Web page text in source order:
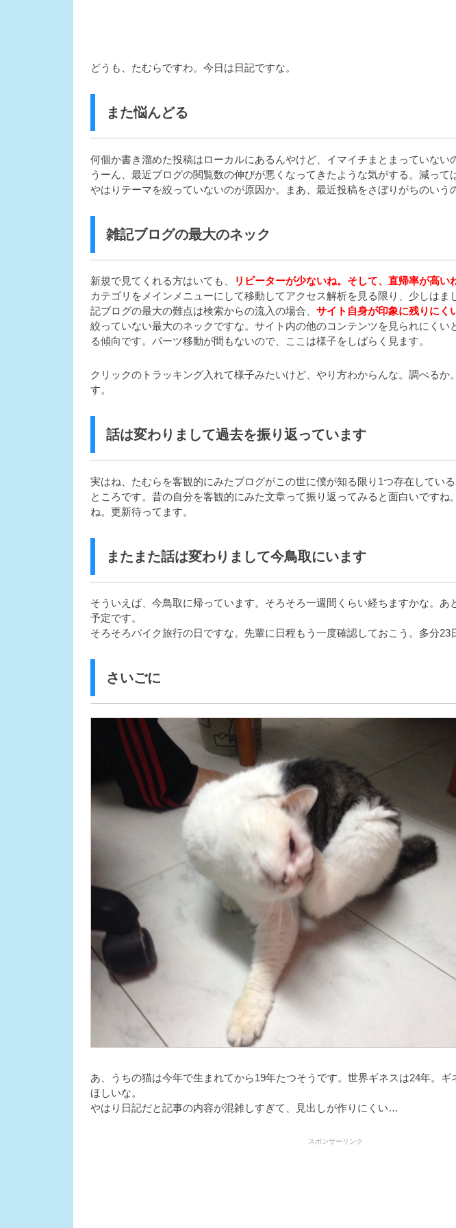
どうも、たむらですわ。今日は日記ですな。
また悩んどる
何個か書き溜めた投稿はローカルにあるんやけど、イマイチまとまっていな
うーん、最近ブログの閲覧数の伸びが悪くなってきたような気がする。減っ
やはりテーマを絞っていないのが原因か。まあ、最近投稿をさぼりがちのいう
雑記ブログの最大のネック
新規で見てくれる方はいても、
リピーターが少ないね。そして、直帰率が高い
カテゴリをメインメニューにして移動してアクセス解析を見る限り、少しはま
記ブログの最大の難点は検索からの流入の場合、 サイト自身が印象に残りにく
絞っていない最大のネックですな。サイト内の他のコンテンツを見られにくい
る傾向です。パーツ移動が間もないので、ここは様子をしばらく見ます。
クリックのトラッキング入れて様子みたいけど、やり方わからんな。調べるか
す。
話は変わりまして過去を振り返っています
実はね、たむらを客観的にみたブログがこの世に僕が知る限り1つ存在してい
ところです。昔の自分を客観的にみた文章って振り返ってみると面白いですね
ね。更新待ってます。
またまた話は変わりまして今鳥取にいます
そういえば、今鳥取に帰っています。そろそろ一週間くらい経ちますかな。あ
予定です。
そろそろバイク旅行の日ですな。先輩に日程もう一度確認しておこう。多分23
さいごに
あ、うちの猫は今年で生まれてから19年たつそうです。世界ギネスは24年。ギ
ほしいな。
やはり日記だと記事の内容が混雑しすぎて、見出しが作りにくい…
スポンサーリンク